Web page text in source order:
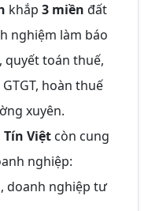
khắp 3 miền đất
nghiệm làm báo
quyết toán thuế,
hoàn thuế
xuyên.
Tín Việt còn cung
nghiệp:
doanh nghiệp tư